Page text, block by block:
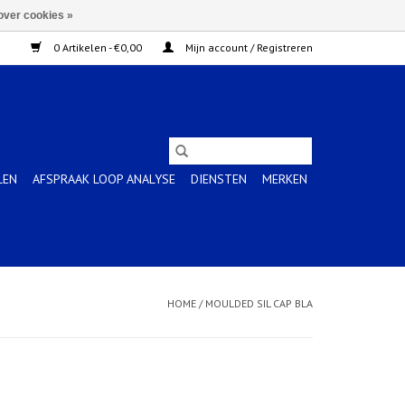
0 Artikelen - €0,00 Mijn account / Registreren
AFSPRAAK LOOP ANALYSE DIENSTEN MERKEN
HOME / MOULDED SIL CAP BLA
cookies »